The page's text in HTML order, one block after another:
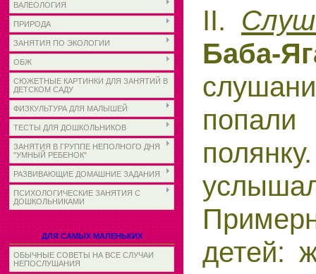
ВАЛЕОЛОГИЯ
ПРИРОДА
ЗАНЯТИЯ ПО ЭКОЛОГИИ
ОБЖ
СЮЖЕТНЫЕ КАРТИНКИ ДЛЯ ЗАНЯТИЙ В
ДЕТСКОМ САДУ
ФИЗКУЛЬТУРА ДЛЯ МАЛЫШЕЙ
ТЕСТЫ ДЛЯ ДОШКОЛЬНИКОВ
ЗАНЯТИЯ В ГРУППЕ НЕПОЛНОГО ДНЯ
"УМНЫЙ РЕБЕНОК"
РАЗВИВАЮЩИЕ ДОМАШНИЕ ЗАДАНИЯ
ПСИХОЛОГИЧЕСКИЕ ЗАНЯТИЯ С
ДОШКОЛЬНИКАМИ
ДЛЯ САМЫХ МАЛЕНЬКИХ
ОБЫЧНЫЕ СОВЕТЫ НА ВСЕ СЛУЧАИ
НЕПОСЛУШАНИЯ
II.
Баба-
детей: